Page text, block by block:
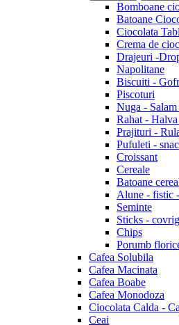
Bomboane
Batoane
Ciocolata
Crema de
Drajeuri -
Napolitane
Biscuiti -
Piscoturi
Nuga -
Rahat -
Prajituri -
Pufuleti -
Croissant
Cereale
Batoane
Alune - fistic
Seminte
Sticks -
Chips
Porumb
Cafea Solubila
Cafea Macinata
Cafea Boabe
Cafea Monodoza
Ciocolata Calda -
Ceai